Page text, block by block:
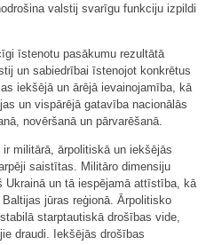
valstij svarīgu funkciju izpildi
īstenotu pasākumu rezultātā
un sabiedrībai īstenojot konkrētus
iekšējā un ārējā ievainojamība, kā
un vispārējā gatavība nacionālās
novēršanā un pārvarēšanā.
ir militārā, ārpolitiskā un iekšējās
saistītas. Militāro dimensiju
un tā iespējamā attīstība, kā
jūras reģionā. Ārpolitisko
starptautiskā drošības vide,
draudi. Iekšējās drošības